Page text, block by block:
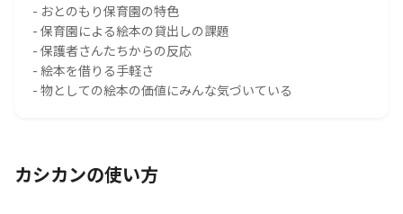
- おとのもり保育園の特色
- 保育園による絵本の貸出しの課題
- 保護者さんたちからの反応
- 絵本を借りる手軽さ
- 物としての絵本の価値にみんな気づいている
カシカンの使い方